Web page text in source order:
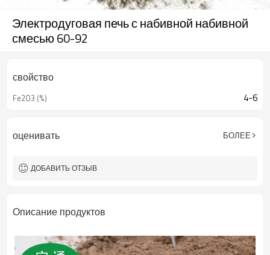
Электродуговая печь с набивной набивной
смесью 60-92
свойство
Fe2O3 (%) 4-6
оценивать БОЛЕЕ
ДОБАВИТЬ ОТЗЫВ
Описание продуктов